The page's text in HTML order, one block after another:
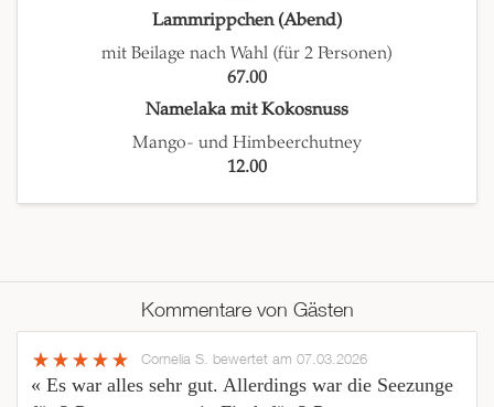
Lammrippchen (Abend)
mit Beilage nach Wahl (für 2 Personen)
67.00
Namelaka mit Kokosnuss
Mango- und Himbeerchutney
12.00
Kommentare von Gästen
Cornelia S. bewertet am 07.03.2026
« Es war alles sehr gut. Allerdings war die Seezunge